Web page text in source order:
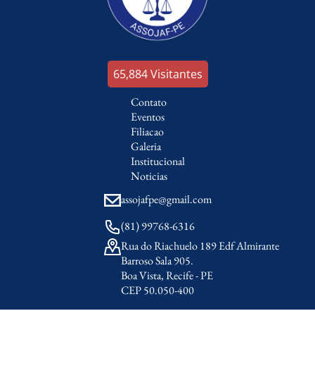
66,516Visitantes
Contato
Eventos
Filiacao
Galeria
Institucional
Noticias
assojafpe@gmail.com
(81) 99768-6316
Rua do Riachuelo 189 Edf Almirante
Barroso Sala 905.
Boa Vista, Recife - PE
CEP 50.050-400